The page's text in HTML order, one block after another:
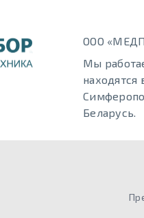
ООО
Мы
Беларусь.